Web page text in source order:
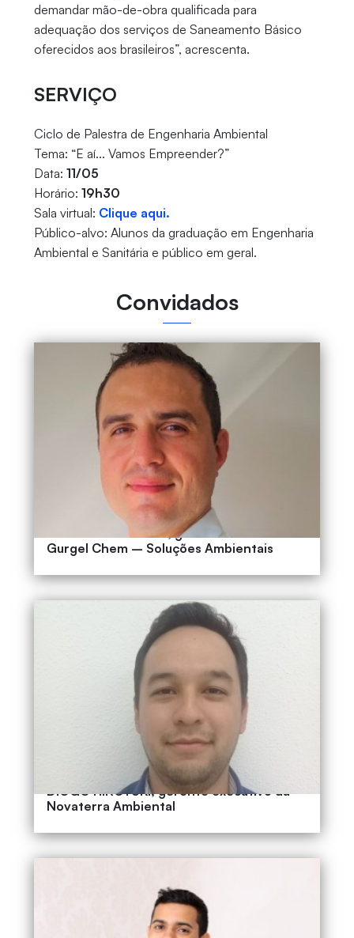
demandar mão-de-obra qualificada para
adequação dos serviços de Saneamento Básico
oferecidos aos brasileiros”, acrescenta.
SERVIÇO
Ciclo de Palestra de Engenharia Ambiental
Tema: “E aí... Vamos Empreender?”
Data: 11/05
Horário: 19h30
Sala virtual: Clique aqui.
Público-alvo: Alunos da graduação em Engenharia
Ambiental e Sanitária e público em geral.
Convidados
GERMANO GURGEL, gerente executivo
Gurgel Chem – Soluções Ambientais
DIOGO HIROYUKI, gerente executivo da
Novaterra Ambiental